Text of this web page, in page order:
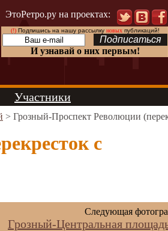
ЭтоРетро.ру на проектах:
(!)Подпишись на нашу рассылку новыхпубликаций!
И узнавай о них первым!
Участники
> Грозный-Проспект Революции
с
Следующая
Грозный-Центральная